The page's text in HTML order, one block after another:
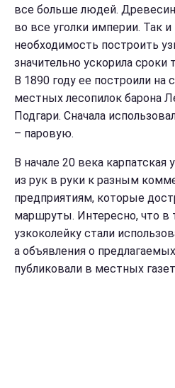
все больше людей.
во все уголки империи. Так и
необходимость построить
значительно ускорила сроки
В 1890 году ее построили на
местных лесопилок барона
Подгари. Сначала
– паровую.
В начале 20 века карпатская
из рук в руки к разным
предприятиям, которые
маршруты. Интересно, что в
узкоколейку стали
а объявления о
публиковали в местных